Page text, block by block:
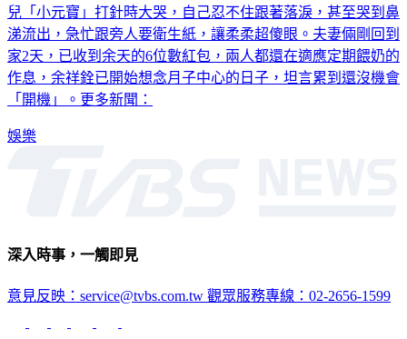
兒「小元寶」打針時大哭，自己忍不住跟著落淚，甚至哭到鼻
涕流出，急忙跟旁人要衛生紙，讓柔柔超傻眼。夫妻倆剛回到
家2天，已收到余天的6位數紅包，兩人都還在適應定期餵奶的
作息，余祥銓已開始想念月子中心的日子，坦言累到還沒機會
「開機」。更多新聞：
娛樂
深入時事，一觸即見
意見反映：service@tvbs.com.tw 觀眾服務專線：02-2656-1599